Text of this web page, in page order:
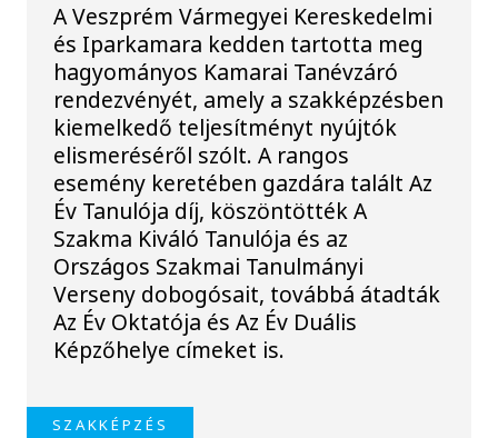
A Veszprém Vármegyei Kereskedelmi
és Iparkamara kedden tartotta meg
hagyományos Kamarai Tanévzáró
rendezvényét, amely a szakképzésben
kiemelkedő teljesítményt nyújtók
elismeréséről szólt. A rangos
esemény keretében gazdára talált Az
Év Tanulója díj, köszöntötték A
Szakma Kiváló Tanulója és az
Országos Szakmai Tanulmányi
Verseny dobogósait, továbbá átadták
Az Év Oktatója és Az Év Duális
Képzőhelye címeket is.
SZAKKÉPZÉS